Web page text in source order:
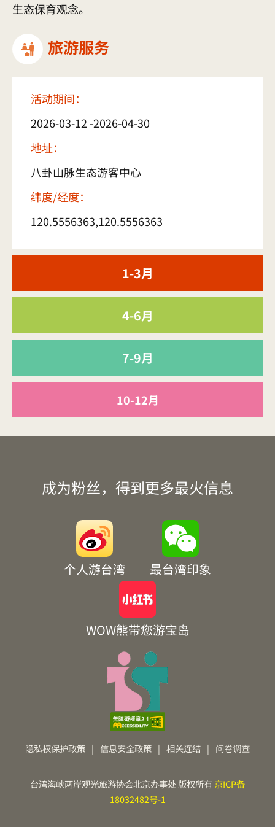
生态保育观念。
旅游服务
活动期间：
2026-03-12 -2026-04-30
地址：
八卦山脉生态游客中心
纬度/经度：
120.5556363,120.5556363
1-3月
4-6月
7-9月
10-12月
成为粉丝，得到更多最火信息
个人游台湾 最台湾印象
WOW熊带您游宝岛
隐私权保护政策 | 信息安全政策 | 相关连结 | 问卷调查
台湾海峡两岸观光旅游协会北京办事处 版权所有京ICP备
18032482号-1